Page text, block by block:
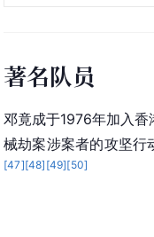
著名队员
邓竟成于1976年加入香
械劫案涉案者的攻坚
[47][48] [49][50]